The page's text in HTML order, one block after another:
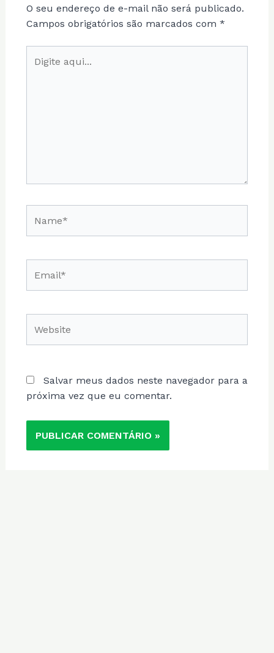
O seu endereço de e-mail não será publicado.
Campos obrigatórios são marcados com *
aqui...
Salvar meus dados neste navegador para a
próxima vez que eu comentar.